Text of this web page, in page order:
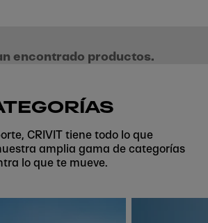
encontrado productos.
CRIVIT tiene todo lo que
amplia gama de categorías
lo que te mueve.